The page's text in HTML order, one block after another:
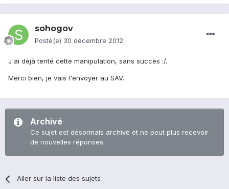
sohogov
Posté(e) 30 décembre 2012
J'ai déjà tenté cette manipulation, sans succès :/.
Merci bien, je vais l'envoyer au SAV.
Archivé
Ce sujet est désormais archivé et ne peut plus recevoir
de nouvelles réponses.
Aller sur la liste des sujets